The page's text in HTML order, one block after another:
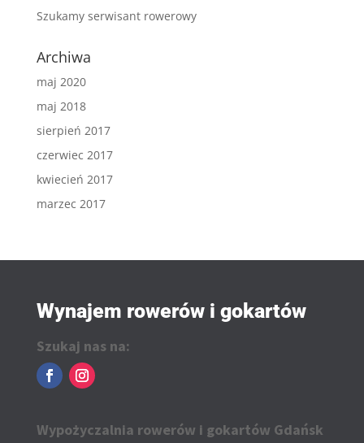
Szukamy serwisant rowerowy
Archiwa
maj 2020
maj 2018
sierpień 2017
czerwiec 2017
kwiecień 2017
marzec 2017
Wynajem rowerów i gokartów
Szukaj nas na:
Wypożyczalnia rowerów i gokartów Gdańsk